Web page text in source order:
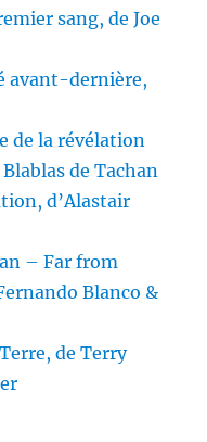
sang, de Joe
avant-dernière,
de la révélation
de Tachan
d’Alastair
– Far from
Blanco &
de Terry